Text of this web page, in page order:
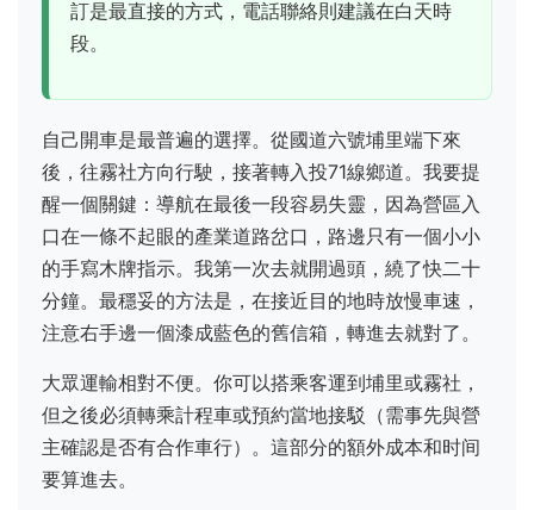
訂是最直接的方式，電話聯絡則建議在白天時
段。
自己開車是最普遍的選擇。從國道六號埔里端下來
後，往霧社方向行駛，接著轉入投71線鄉道。我要提
醒一個關鍵：導航在最後一段容易失靈，因為營區入
口在一條不起眼的產業道路岔口，路邊只有一個小小
的手寫木牌指示。我第一次去就開過頭，繞了快二十
分鐘。最穩妥的方法是，在接近目的地時放慢車速，
注意右手邊一個漆成藍色的舊信箱，轉進去就對了。
大眾運輸相對不便。你可以搭乘客運到埔里或霧社，
但之後必須轉乘計程車或預約當地接駁（需事先與營
主確認是否有合作車行）。這部分的額外成本和时间
要算進去。